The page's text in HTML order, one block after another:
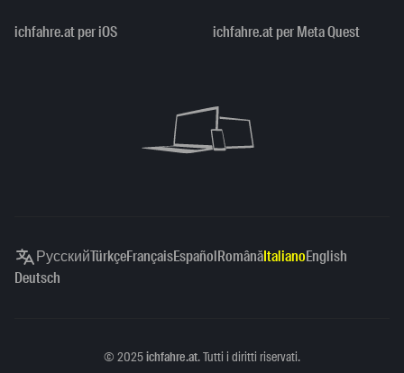
ichfahre.at per iOS ichfahre.at per Meta Quest
РусскийTürkçeFrançaisEspañolRomânăItalianoEnglish
Deutsch
Copyright
© 2025ichfahre.at. Tutti i diritti riservati.